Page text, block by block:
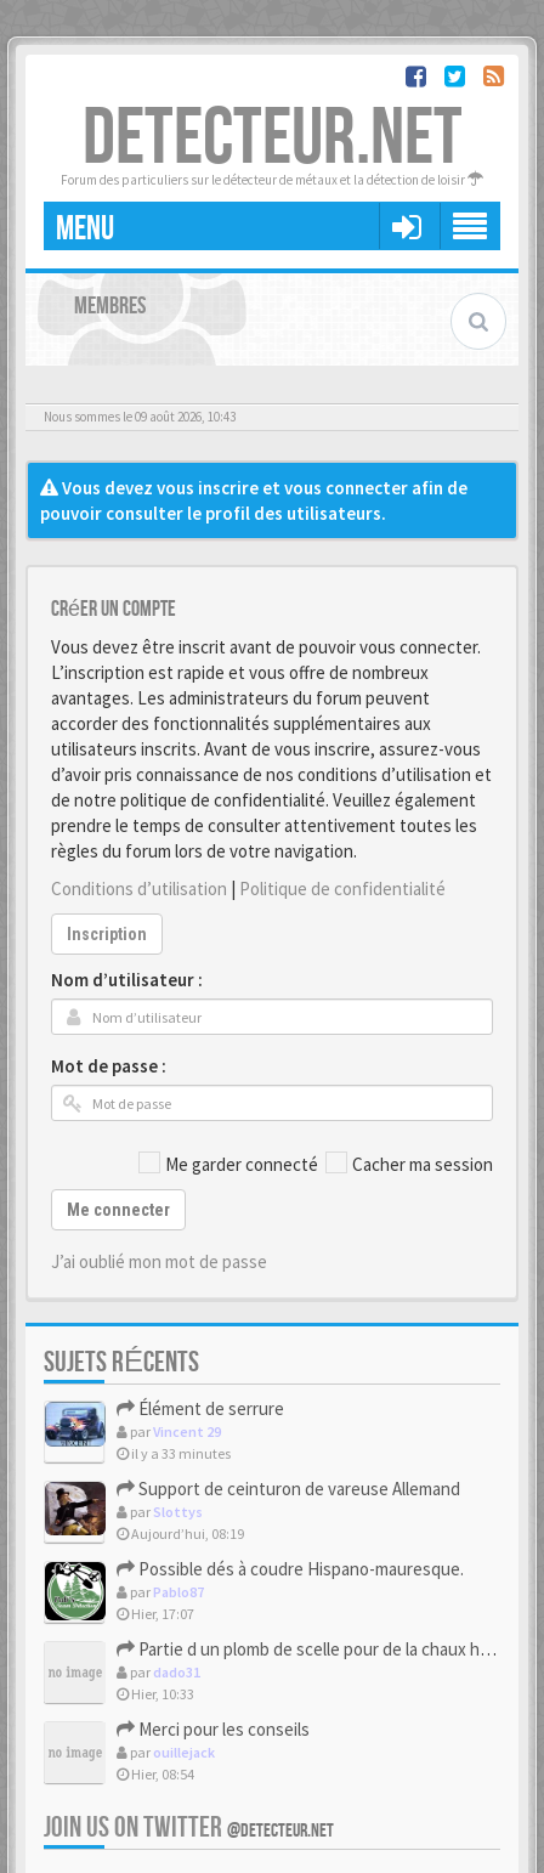
DETECTEUR.NET
Forum des particuliers sur le détecteur de métaux et la détection de loisir
MENU
MEMBRES
Nous sommes le 09 août 2026, 10:43
Vous devez vous inscrire et vous connecter afin de
pouvoir consulter le profil des utilisateurs.
Créer un Compte
Vous devez être inscrit avant de pouvoir vous connecter.
L’inscription est rapide et vous offre de nombreux
avantages. Les administrateurs du forum peuvent
accorder des fonctionnalités supplémentaires aux
utilisateurs inscrits. Avant de vous inscrire, assurez-vous
d’avoir pris connaissance de nos conditions d’utilisation et
de notre politique de confidentialité. Veuillez également
prendre le temps de consulter attentivement toutes les
règles du forum lors de votre navigation.
Conditions d’utilisation | Politique de confidentialité
Inscription
Nom d’utilisateur :
Mot de passe :
Me garder connecté Cacher ma session
Me connecter
J’ai oublié mon mot de passe
SUJETS RÉCENTS
Élément de serrure
parVincent 29
il y a 33 minutes
Support de ceinturon de vareuse Allemand
par Slottys
Aujourd’hui, 08:19
Possible dés à coudre Hispano-mauresque.
par Pablo87
Hier, 17:07
Partie d un plomb de scelle pour de la chaux hydraulique
par dado31
Hier, 10:33
Merci pour les conseils
par ouillejack
Hier, 08:54
JOIN US ON TWITTER @DETECTEUR.NET